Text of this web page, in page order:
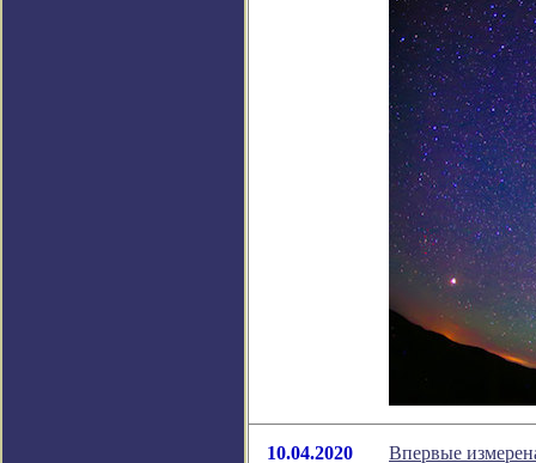
10.04.2020
Впервые